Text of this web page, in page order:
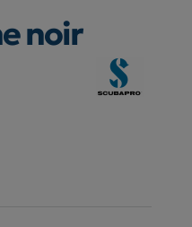
noir